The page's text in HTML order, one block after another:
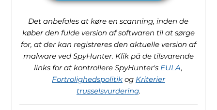
Det anbefales at køre en scanning, inden de
køber den fulde version af softwaren til at sørge
for, at der kan registreres den aktuelle version af
malware ved SpyHunter. Klik på de tilsvarende
links for at kontrollere SpyHunter's EULA,
Fortrolighedspolitikog Kriterier
trusselsvurdering.